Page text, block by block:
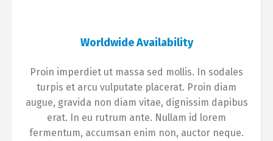
Worldwide Availability
Proin imperdiet ut massa sed mollis. In sodales
turpis et arcu vulputate placerat. Proin diam
augue, gravida non diam vitae, dignissim dapibus
erat. In eu rutrum ante. Nullam id lorem
fermentum, accumsan enim non, auctor neque.